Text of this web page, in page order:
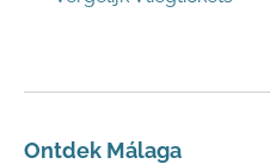
Ontdek Málaga